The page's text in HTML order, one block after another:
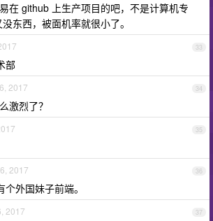
在 github 上生产项目的吧，不是计算机专
东西，被面机率就很小了。
33
部
34
2017
激烈了？
35
36
2017
个外国妹子前端。
37
2017